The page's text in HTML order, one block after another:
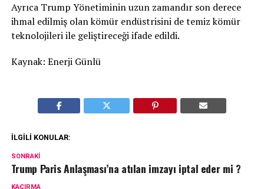
Ayrıca Trump Yönetiminin uzun zamandır son derece
ihmal edilmiş olan kömür endüstrisini de temiz kömür
teknolojileri ile geliştireceği ifade edildi.
Kaynak: Enerji Günlü
İLGILI KONULAR:
SONRAKI
Trump Paris Anlaşması’na atılan imzayı iptal eder mi ?
KAÇIRMA